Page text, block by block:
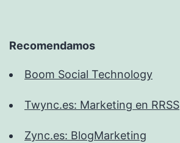
Recomendamos
Boom Social Technology
Twync.es: Marketing en RRSS
Zync.es: BlogMarketing